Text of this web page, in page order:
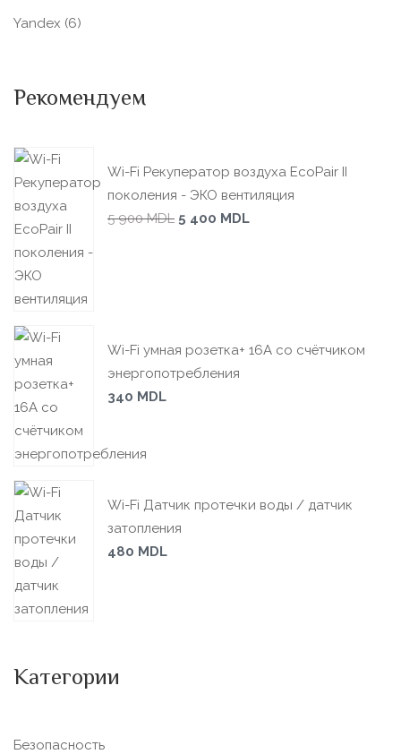
Yandex (6)
Рекомендуем
Wi-Fi Рекуператор воздуха EcoPair II
поколения - ЭКО вентиляция
5 900MDL 5 400 MDL
Wi-Fi умная розетка+ 16А со счётчиком
энергопотребления
340 MDL
Wi-Fi Датчик протечки воды / датчик
затопления
480 MDL
Категории
Безопасность